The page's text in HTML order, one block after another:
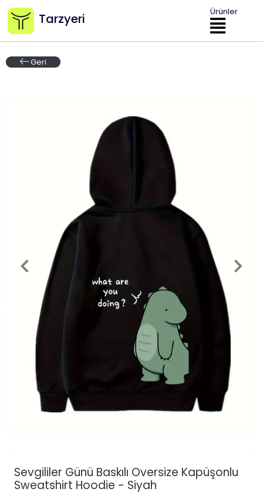
Tarzyeri Ürünler
Geri
Sevgililer Günü Baskılı Oversize Kapüşonlu
Sweatshirt Hoodie - Siyah